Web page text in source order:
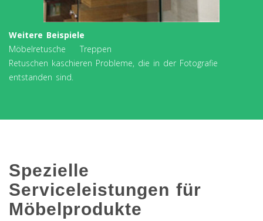
Weitere Beispiele
Möbelretusche Treppen
Retuschen kaschieren Probleme, die in der Fotografie
entstanden sind.
Spezielle
Serviceleistungen für
Möbelprodukte